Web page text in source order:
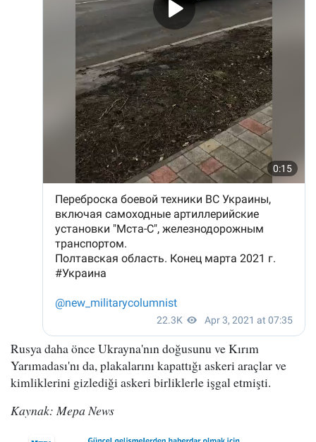
Rusya daha önce Ukrayna'nın doğusunu ve Kırım
Yarımadası'nı da, plakalarını kapattığı askeri araçlar ve
kimliklerini gizlediği askeri birliklerle işgal etmişti.
Kaynak: Mepa News